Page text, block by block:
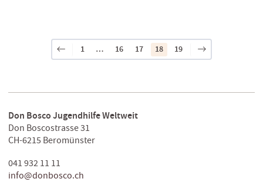
1 … 16 17 18 19
Don Bosco Jugendhilfe Weltweit
Don Boscostrasse 31
CH-6215 Beromünster
041 932 11 11
info@donbosco.ch